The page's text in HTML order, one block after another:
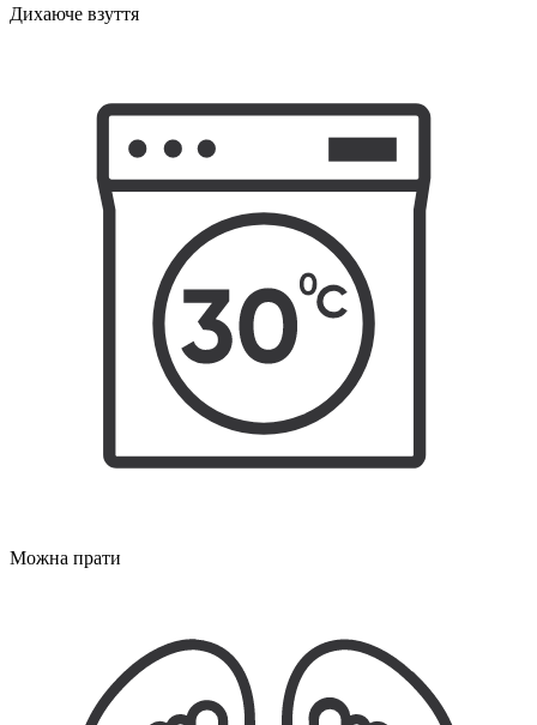
Дихаюче взуття
Можна прати